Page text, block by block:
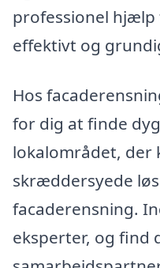
professionel
effektivt og
Hos
for dig at finde
lokalområdet, der
skræddersyede
facaderensning.
eksperter, og find